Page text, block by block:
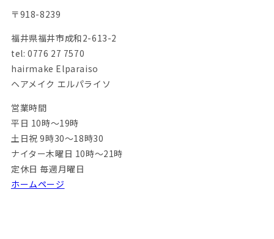
〒918-8239
福井県福井市成和2-613-2
tel: 0776 27 7570
hairmake Elparaiso
ヘアメイク エルパライソ
営業時間
平日 10時～19時
土日祝 9時30～18時30
ナイター木曜日 10時～21時
定休日 毎週月曜日
ホームページ